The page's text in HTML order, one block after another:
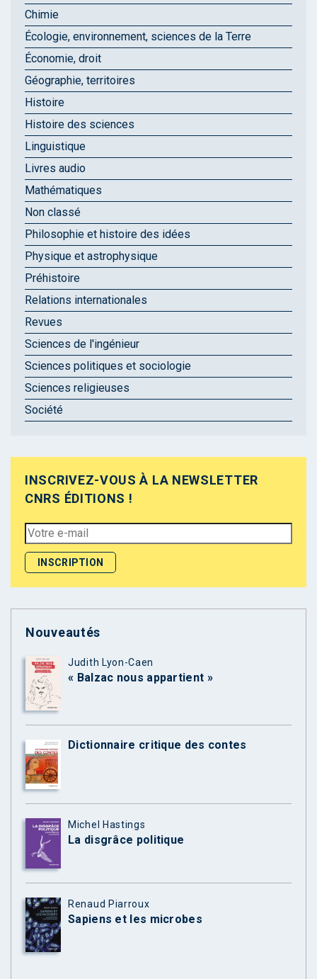
Chimie
Écologie, environnement, sciences de la Terre
Économie, droit
Géographie, territoires
Histoire
Histoire des sciences
Linguistique
Livres audio
Mathématiques
Non classé
Philosophie et histoire des idées
Physique et astrophysique
Préhistoire
Relations internationales
Revues
Sciences de l'ingénieur
Sciences politiques et sociologie
Sciences religieuses
Société
INSCRIVEZ-VOUS À LA NEWSLETTER
CNRS ÉDITIONS !
Nouveautés
Judith Lyon-Caen
« Balzac nous appartient »
Dictionnaire critique des contes
Michel Hastings
La disgrâce politique
Renaud Piarroux
Sapiens et les microbes